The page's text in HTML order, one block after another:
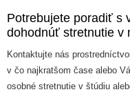
Potrebujete poradiť s
dohodnúť stretnutie v
Kontaktujte nás
v čo najkratšom čase alebo
osobné stretnutie v štúdiu